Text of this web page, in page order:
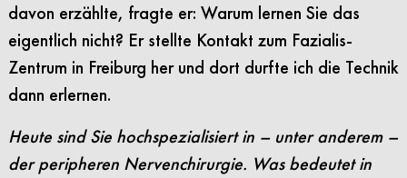
davon erzählte, fragte er: Warum lernen Sie das
eigentlich nicht? Er stellte Kontakt zum Fazialis-
Zentrum in Freiburg her und dort durfte ich die Technik
dann erlernen.
Heute sind Sie hochspezialisiert in – unter anderem –
der peripheren Nervenchirurgie. Was bedeutet in